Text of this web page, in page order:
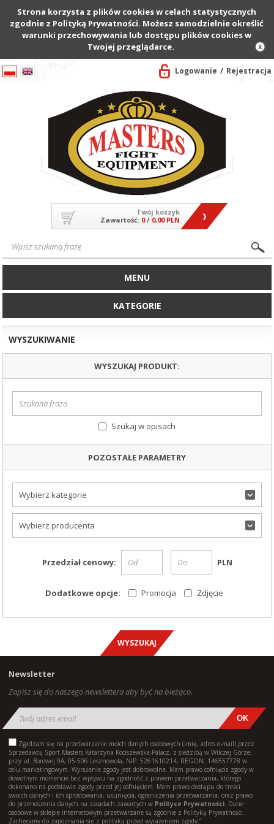
Strona korzysta z plików cookies w celach statystycznych
zgodnie z Polityką Prywatności. Możesz samodzielnie określić
warunki przechowywania lub dostępu plików cookies w
Twojej przeglądarce.
Logowanie Rejestracja
Twój koszyk
Zawartość: 0/ 0,00 PLN
MENU
KATEGORIE
WYSZUKIWANIE
WYSZUKAJ PRODUKT:
Szukaj w opisach
POZOSTAŁE PARAMETRY
Wybierz kategorie
Wybierz producenta
Przedział cenowy: PLN
Dodatkowe opcje: Promocja Zdjęcie
Newsletter
Zapisz się do naszego newslettera aby być na bieżąco.
Zgadzam się na przetwarzanie moich danych osobowych (imię, adres e-mail) przez
Sprzedawcę Sport Masters Katarzyna Kociszewska-Palacz, z siedzibą w Wilczej Górze,
przy ul. Borowej 9A, 05-506 Lesznowola, NIP: 5261610214, REGON: 146557778 w
celu marketingowym. Wyrażenie zgody jest dobrowolne. Mam prawo cofnięcia zgody w
dowolnym momencie bez wpływu na zgodność z prawem przetwarzania, którego
dokonano na podstawie zgody przed jej cofnięciem. Mam prawo dostępu do treści
swoich danych i ich sprostowania, usunięcia, ograniczenia przetwarzania, oraz prawo
do przenoszenia danych na zasadach zawartych w Polityce Prywatności. Dane
osobowe w sklepie internetowym przetwarzane są zgodnie z Polityką Prywatności.
Zachęcamy do zapoznania się z polityką przed wyrażeniem zgody.”